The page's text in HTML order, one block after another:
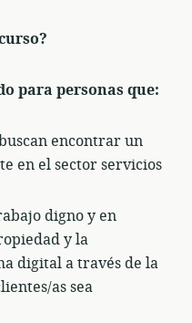
para personas que:
encontrar un
en el sector servicios
digno y en
y la
digital a través de la
as sea